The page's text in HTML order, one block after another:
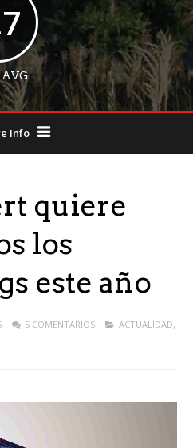
AVG
Info
quiere
los
este año
5 COMENTARIOS ACTUALIDAD,